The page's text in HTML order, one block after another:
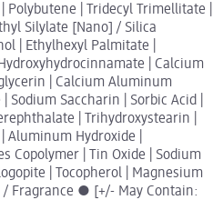
| Tridecyl Trimellitate |
Silylate [Nano] / Silica
| Ethylhexyl Palmitate |
| Calcium
| Calcium Aluminum
Sodium Saccharin | Sorbic Acid |
| Trihydroxystearin |
Aluminum Hydroxide |
Copolymer | Tin Oxide | Sodium
| Tocopherol | Magnesium
Fragrance ● [+/- May Contain: